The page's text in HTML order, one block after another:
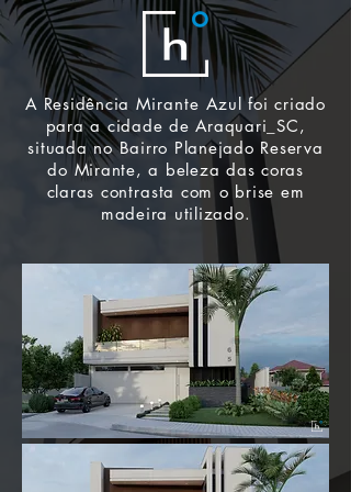
A Residência Mirante Azulfoi criado
para a cidade de Araquari_SC,
situada no Bairro Planejado Reserva
do Mirante, a beleza das coras
claras contrasta com o brise em
madeira utilizado.